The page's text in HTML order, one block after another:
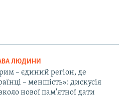
ЛЮДИНИ
– єдиний регіон, де
– меншість»: дискусія
нової пам'ятної дати